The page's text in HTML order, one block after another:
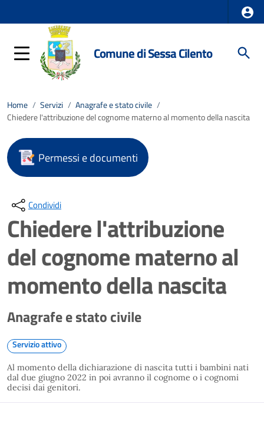
Comune di Sessa Cilento
Home / Servizi / Anagrafe e stato civile /
Chiedere l'attribuzione del cognome materno al momento della nascita
Permessi e documenti
Condividi
Chiedere l'attribuzione
del cognome materno al
momento della nascita
Anagrafe e stato civile
Servizio attivo
Al momento della dichiarazione di nascita tutti i bambini nati
dal due giugno 2022 in poi avranno il cognome o i cognomi
decisi dai genitori.